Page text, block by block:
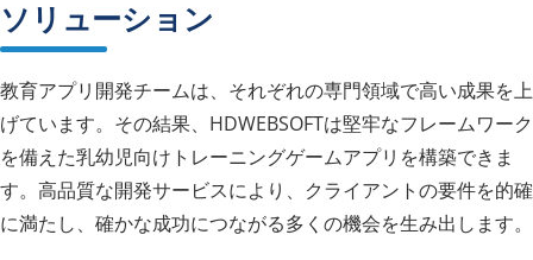
ソリューション
教育アプリ開発チームは、それぞれの専門領域で高い成果を上
げています。その結果、HDWEBSOFTは堅牢なフレームワーク
を備えた乳幼児向けトレーニングゲームアプリを構築できま
す。高品質な開発サービスにより、クライアントの要件を的確
に満たし、確かな成功につながる多くの機会を生み出します。